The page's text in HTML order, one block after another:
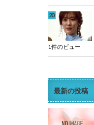
1件のビュー
最新の投稿